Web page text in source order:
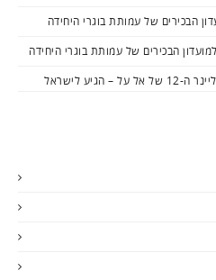
הבכירים של עמותת בוגרי היחידה
הבכירים של עמותת בוגרי היחידה
לישראל